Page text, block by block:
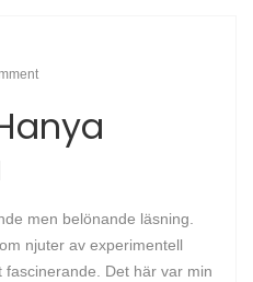
men belönande läsning.
njuter av experimentell
Det här var min